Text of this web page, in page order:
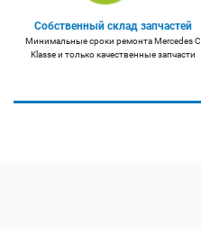
Собственный склад запчастей
Минимальные сроки ремонта Mercedes C
Klasse и только качественные запчасти